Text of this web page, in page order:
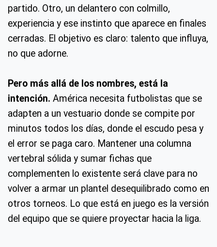
partido. Otro, un delantero con colmillo,
experiencia y ese instinto que aparece en finales
cerradas. El objetivo es claro: talento que influya,
no que adorne.
Pero más allá de los nombres, está la
intención. América necesita futbolistas que se
adapten a un vestuario donde se compite por
minutos todos los días, donde el escudo pesa y
el error se paga caro. Mantener una columna
vertebral sólida y sumar fichas que
complementen lo existente será clave para no
volver a armar un plantel desequilibrado como en
otros torneos. Lo que está en juego es la versión
del equipo que se quiere proyectar hacia la liga.